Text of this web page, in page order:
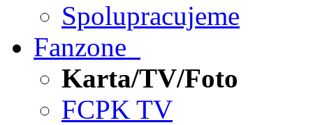
Spolupracujeme
Fanzone
Karta/TV/Foto
FCPK TV